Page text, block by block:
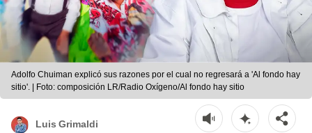
Adolfo Chuiman explicó sus razones por el cual no regresará a 'Al fondo hay
sitio'. | Foto: composición LR/Radio Oxígeno/Al fondo hay sitio
Luis Grimaldi